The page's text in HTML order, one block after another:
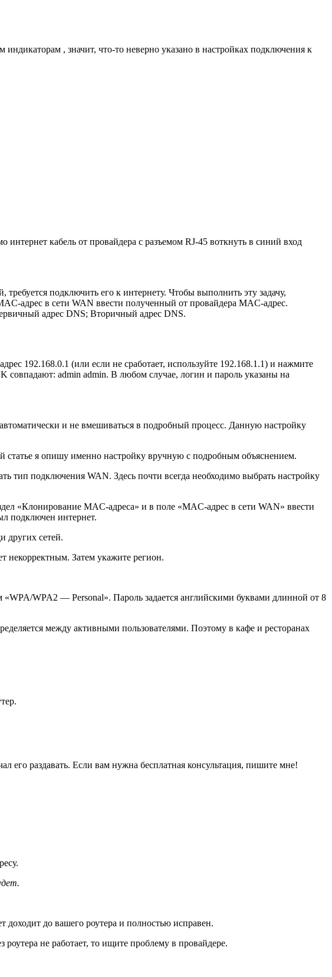
, значит, что-то неверно указано в настройках подключения к
кабель от провайдера с разъемом RJ-45 воткнуть в синий вход
подключить его к интернету. Чтобы выполнить эту задачу,
адрес в сети WAN ввести полученный от провайдера MAC-адрес.
адрес DNS; Вторичный адрес DNS.
192.168.0.1 (или если не сработает, используйте 192.168.1.1) и нажмите
совпадают: admin admin. В любом случае, логин и пароль указаны на
и не вмешиваться в подробный процесс. Данную настройку
статье я опишу именно настройку вручную с подробным объяснением.
тип подключения WAN. Здесь почти всегда необходимо выбрать настройку
«Клонирование MAC-адреса» и в поле «MAC-адрес в сети WAN» ввести
подключен интернет.
других сетей.
некорректным. Затем укажите регион.
WPA2 — Personal». Пароль задается английскими буквами длинной от 8
между активными пользователями. Поэтому в кафе и ресторанах
его раздавать. Если вам нужна бесплатная консультация, пишите мне!
доходит до вашего роутера и полностью исправен.
не работает, то ищите проблему в провайдере.